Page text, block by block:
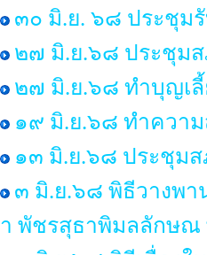
๓๐ มิ.ย. ๖๘ ประชุม
๒๗ มิ.ย.๖๘ ประชุม
๒๗ มิ.ย.๖๘ ทำบุญเลี้
๑๙ มิ.ย.๖๘ ทำควา
๑๓ มิ.ย.๖๘ ประชุมส
๓ มิ.ย.๖๘ พิธีวางพา
า พัชรสุธาพิมลลักษณ